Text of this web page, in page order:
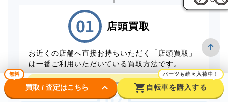
店頭買取
お近くの店舗へ直接お持ちいただく「店頭買取」
は一番ご利用いただいている買取方法です。
店頭買取予約はこちら
無料
買取 / 査定はこちら keyboard_arrow_down shopping_cart
パーツも続々入荷中！
自転車を購入する